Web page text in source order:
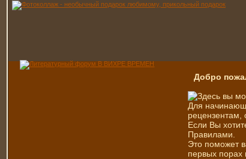
Добро
Здесь вы
Для
рецензентам,
Если Вы
Правилами.
Это поможет
первых порах